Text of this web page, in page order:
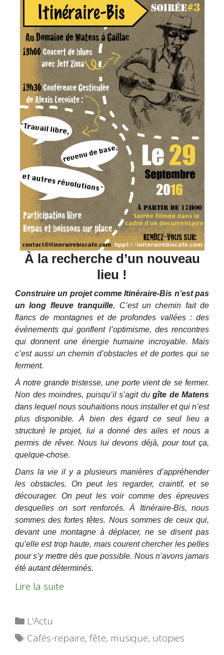
À la recherche d’un nouveau
lieu !
Construire un projet comme Itinéraire-Bis n’est pas
un long fleuve tranquille. C’est un chemin fait de
flancs de montagnes et de profondes vallées : des
événements qui gonflent l’optimisme, des rencontres
qui donnent une énergie humaine incroyable. Mais
c’est aussi un chemin d’obstacles et de portes qui se
ferment.
À notre grande tristesse, une porte vient de se fermer.
Non des moindres, puisqu’il s’agit du gîte de Matens
dans lequel nous souhaitions nous installer et qui n’est
plus disponible. À bien des égard ce seul lieu a
structuré le projet, lui a donné des ailes et nous a
permis de rêver. Nous lui devons déjà, pour tout ça,
quelque-chose.
Dans la vie il y a plusieurs manières d’appréhender
les obstacles. On peut les regarder, craintif, et se
décourager. On peut les voir comme des épreuves
desquelles on sort renforcés. À Itinéraire-Bis, nous
sommes des fortes têtes. Nous sommes de ceux qui,
devant une montagne à déplacer, ne se disent pas
qu’elle est trop haute, mais courent chercher les pelles
pour s’y mettre dès que possible. Nous n’avons jamais
été autant déterminés.
Lire la suite
Catégories
L'Actu
Étiquettes
Cafés-repaire,fête, musique, utopies